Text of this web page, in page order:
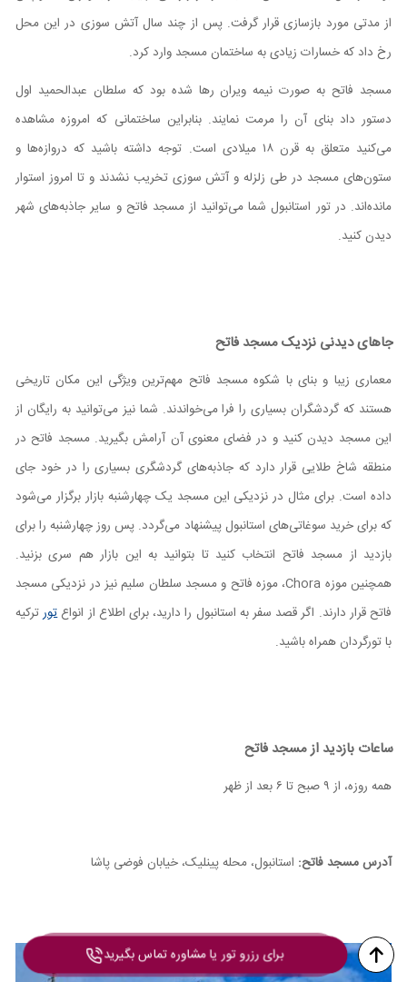
از مدتی مورد بازسازی قرار گرفت. پس از چند سال آتش سوزی در این محل
رخ داد که خسارات زیادی به ساختمان مسجد وارد کرد.
مسجد فاتح به صورت نیمه ویران رها شده بود که سلطان عبدالحمید اول
دستور داد بنای آن را مرمت نمایند. بنابراین ساختمانی که امروزه مشاهده
می‌کنید متعلق به قرن ۱۸ میلادی است. توجه داشته باشید که دروازه‌ها و
ستون‌های مسجد در طی زلزله و آتش سوزی تخریب نشدند و تا امروز استوار
مانده‌اند. در تور استانبول شما می‌توانید از مسجد فاتح و سایر جاذبه‌های شهر
دیدن کنید.
جاهای دیدنی نزدیک مسجد فاتح
معماری زیبا و بنای با شکوه مسجد فاتح مهم‌ترین ویژگی این مکان تاریخی
هستند که گردشگران بسیاری را فرا می‌خواندند. شما نیز می‌توانید به رایگان از
این مسجد دیدن کنید و در فضای معنوی آن آرامش بگیرید. مسجد فاتح در
منطقه شاخ طلایی قرار دارد که جاذبه‌های گردشگری بسیاری را در خود جای
داده است. برای مثال در نزدیکی این مسجد یک چهارشنبه بازار برگزار می‌شود
که برای خرید سوغاتی‌های استانبول پیشنهاد می‌گردد. پس روز چهارشنبه را برای
بازدید از مسجد فاتح انتخاب کنید تا بتوانید به این بازار هم سری بزنید.
همچنین موزه Chora، موزه فاتح و مسجد سلطان سلیم نیز در نزدیکی مسجد
فاتح قرار دارند. اگر قصد سفر به استانبول را دارید، برای اطلاع از انواعتورترکیه
با تورگردان همراه باشید.
ساعات بازدید از مسجد فاتح
همه روزه، از ۹ صبح تا ۶ بعد از ظهر
آدرس مسجد فاتح: استانبول، محله پینلیک، خیابان فوضی پاشا
برای رزرو تور یا مشاوره تماس بگیرید